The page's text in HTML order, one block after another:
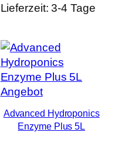
Lieferzeit:3-4 Tage
AngebotProdukt
Angebot
Advanced Hydroponics
Enzyme Plus 5L